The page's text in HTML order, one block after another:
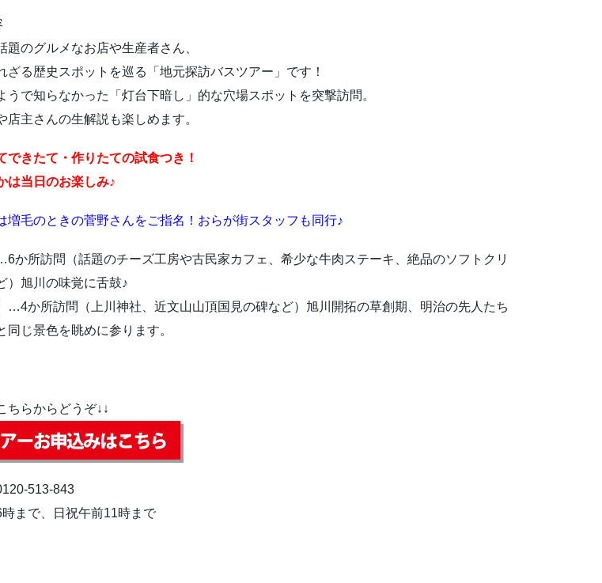
題のグルメなお店や生産者さん、
ざる歴史スポットを巡る「地元探訪バスツアー」です！
うで知らなかった「灯台下暗し」的な穴場スポットを突撃訪問。
店主さんの生解説も楽しめます。
できたて・作りたての試食つき！
は当日のお楽しみ♪
増毛のときの菅野さんをご指名！おらが街スタッフも同行♪
か所訪問（話題のチーズ工房や古民家カフェ、希少な牛肉ステーキ、絶品のソフトクリ
）旭川の味覚に舌鼓♪
…4か所訪問（上川神社、近文山山頂国見の碑など）旭川開拓の草創期、明治の先人たち
同じ景色を眺めに参ります。
ちらからどうぞ↓↓
513-843
時まで、日祝午前11時まで